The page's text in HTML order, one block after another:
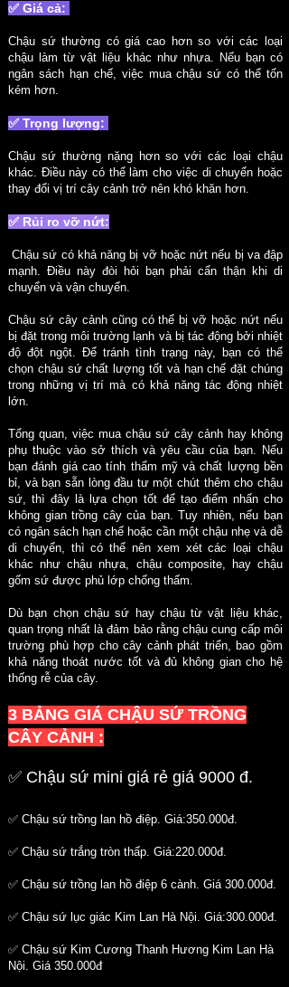
✅ Giá cả:
Chậu sứ thường có giá cao hơn so với các loại
chậu làm từ vật liệu khác như nhựa. Nếu bạn có
ngân sách hạn chế, việc mua chậu sứ có thể tốn
kém hơn.
✅ Trọng lượng:
Chậu sứ thường nặng hơn so với các loại chậu
khác. Điều này có thể làm cho việc di chuyển hoặc
thay đổi vị trí cây cảnh trở nên khó khăn hơn.
✅ Rủi ro vỡ nứt:
Chậu sứ có khả năng bị vỡ hoặc nứt nếu bị va đập
mạnh. Điều này đòi hỏi bạn phải cẩn thận khi di
chuyển và vận chuyển.
Chậu sứ cây cảnh cũng có thể bị vỡ hoặc nứt nếu
bị đặt trong môi trường lạnh và bị tác động bởi nhiệt
độ đột ngột. Để tránh tình trạng này, bạn có thể
chọn chậu sứ chất lượng tốt và hạn chế đặt chúng
trong những vị trí mà có khả năng tác động nhiệt
lớn.
Tổng quan, việc mua chậu sứ cây cảnh hay không
phụ thuộc vào sở thích và yêu cầu của bạn. Nếu
bạn đánh giá cao tính thẩm mỹ và chất lượng bền
bỉ, và bạn sẵn lòng đầu tư một chút thêm cho chậu
sứ, thì đây là lựa chọn tốt để tạo điểm nhấn cho
không gian trồng cây của bạn. Tuy nhiên, nếu bạn
có ngân sách hạn chế hoặc cần một chậu nhẹ và dễ
di chuyển, thì có thể nên xem xét các loại chậu
khác như chậu nhựa, chậu composite, hay chậu
gốm sứ được phủ lớp chống thấm.
Dù bạn chọn chậu sứ hay chậu từ vật liệu khác,
quan trọng nhất là đảm bảo rằng chậu cung cấp môi
trường phù hợp cho cây cảnh phát triển, bao gồm
khả năng thoát nước tốt và đủ không gian cho hệ
thống rễ của cây.
3 BẢNG GIÁ CHẬU SỨ TRỒNG
CÂY CẢNH :
✅ Chậu sứ mini giá rẻ giá 9000 đ.
✅ Chậu sứ trồng lan hồ điệp. Giá:350.000đ.
✅ Chậu sứ trắng tròn thấp. Giá:220.000đ.
✅ Chậu sứ trồng lan hồ điệp 6 cành. Giá 300.000đ.
✅ Chậu sứ lục giác Kim Lan Hà Nội. Giá:300.000đ.
✅ Chậu sứ Kim Cương Thanh Hương Kim Lan Hà
Nội. Giá 350.000đ